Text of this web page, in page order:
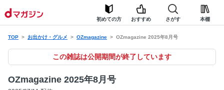
初めての方 おすすめ さがす 本棚
TOP お出かけ・グルメ OZmagazine OZmagazine 2025年8月号
この雑誌は公開期間が終了しています
OZmagazine 2025年8月号